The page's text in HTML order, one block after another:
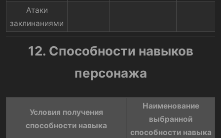
Атаки
заклинаниями​
12. Способности навыков
персонажа
Условия получения
способности навыка​
Наименование
выбранной
способности навыка​